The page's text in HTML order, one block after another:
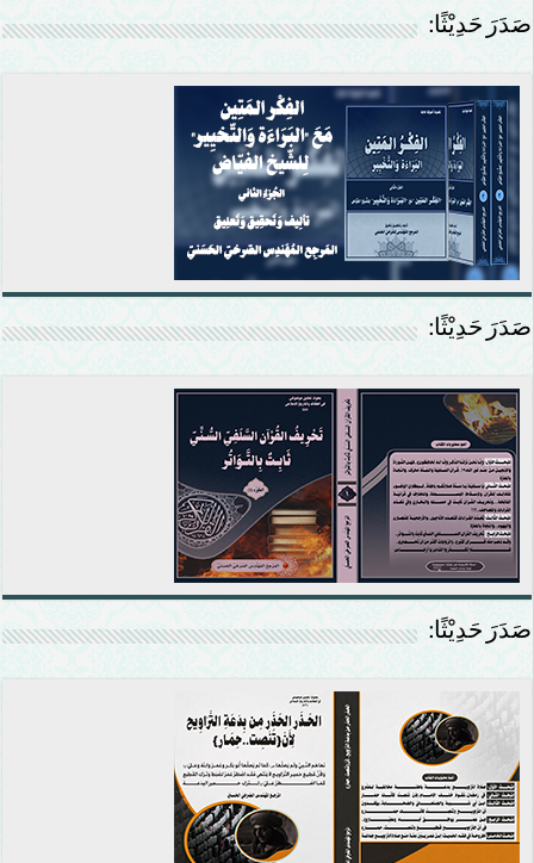
صَدَرَ حَدِيْثًا:
صَدَرَ حَدِيْثًا:
صَدَرَ حَدِيْثًا: